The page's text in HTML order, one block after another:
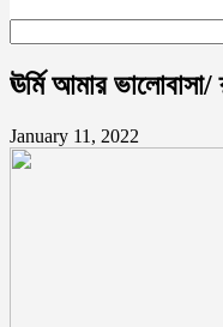
ঊর্মি আমার
January 11, 2022